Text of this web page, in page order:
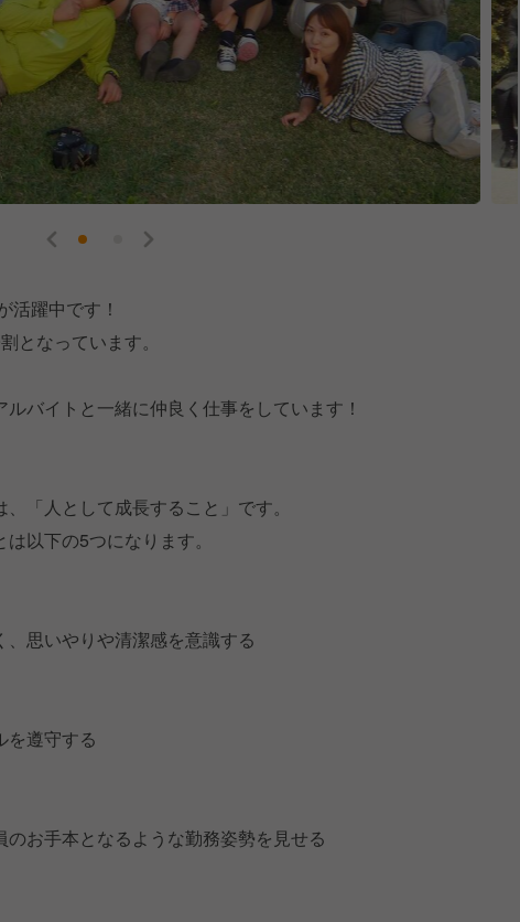
活躍中です！
となっています。
バイトと一緒に仲良く仕事をしています！
「人として成長すること」です。
以下の5つになります。
思いやりや清潔感を意識する
を遵守する
お手本となるような勤務姿勢を見せる